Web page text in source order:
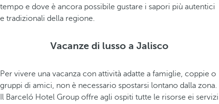
tempo e dove è ancora possibile gustare i sapori più autentici
e tradizionali della regione.
Vacanze di lusso a Jalisco
Per vivere una vacanza con attività adatte a famiglie, coppie o
gruppi di amici, non è necessario spostarsi lontano dalla zona.
Il Barceló Hotel Group offre agli ospiti tutte le risorse ei servizi